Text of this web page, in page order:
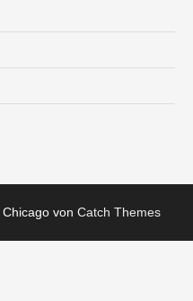
Chicago von Catch Themes